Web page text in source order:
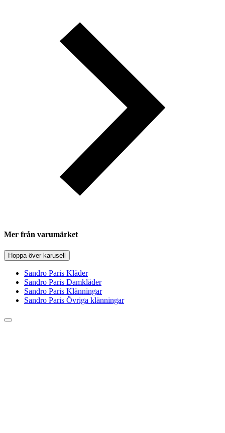
Mer från varumärket
Hoppa över karusell
Sandro Paris Kläder
Sandro Paris Damkläder
Sandro Paris Klänningar
Sandro Paris Övriga klänningar